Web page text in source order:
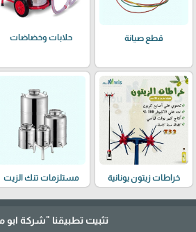
قطع صيانة حلابات وخضاضات
خراطات زيتون يونانية مستلزمات تنك الزيت
تثبيت تطبيقنا "شركة ابو